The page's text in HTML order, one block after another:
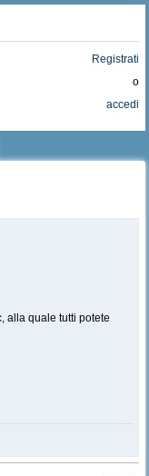
Registrati
o
accedi
alla quale tutti potete